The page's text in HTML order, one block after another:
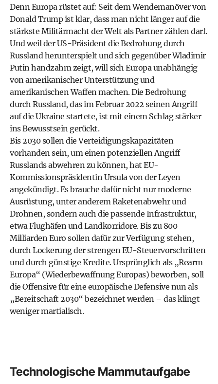
Denn Europa rüstet auf: Seit dem Wendemanöver von
Donald Trump ist klar, dass man nicht länger auf die
stärkste Militärmacht der Welt als Partner zählen darf.
Und weil der US-Präsident die Bedrohung durch
Russland herunterspielt und sich gegenüber Wladimir
Putin handzahm zeigt, will sich Europa unabhängig
von amerikanischer Unterstützung und
amerikanischen Waffen machen. Die Bedrohung
durch Russland, das im Februar 2022 seinen Angriff
auf die Ukraine startete, ist mit einem Schlag stärker
ins Bewusstsein gerückt.
Bis 2030 sollen die Verteidigungskapazitäten
vorhanden sein, um einen potenziellen Angriff
Russlands abwehren zu können, hat EU-
Kommissionspräsidentin Ursula von der Leyen
angekündigt. Es brauche dafür nicht nur moderne
Ausrüstung, unter anderem Raketenabwehr und
Drohnen, sondern auch die passende Infrastruktur,
etwa Flughäfen und Landkorridore. Bis zu 800
Milliarden Euro sollen dafür zur Verfügung stehen,
durch Lockerung der strengen EU-Steuervorschriften
und durch günstige Kredite. Ursprünglich als „Rearm
Europa“ (Wiederbewaffnung Europas) beworben, soll
die Offensive für eine ­europäische Defensive nun als
„Bereitschaft 2030“ bezeichnet werden – das klingt
weniger martialisch.
Technologische Mammutaufgabe